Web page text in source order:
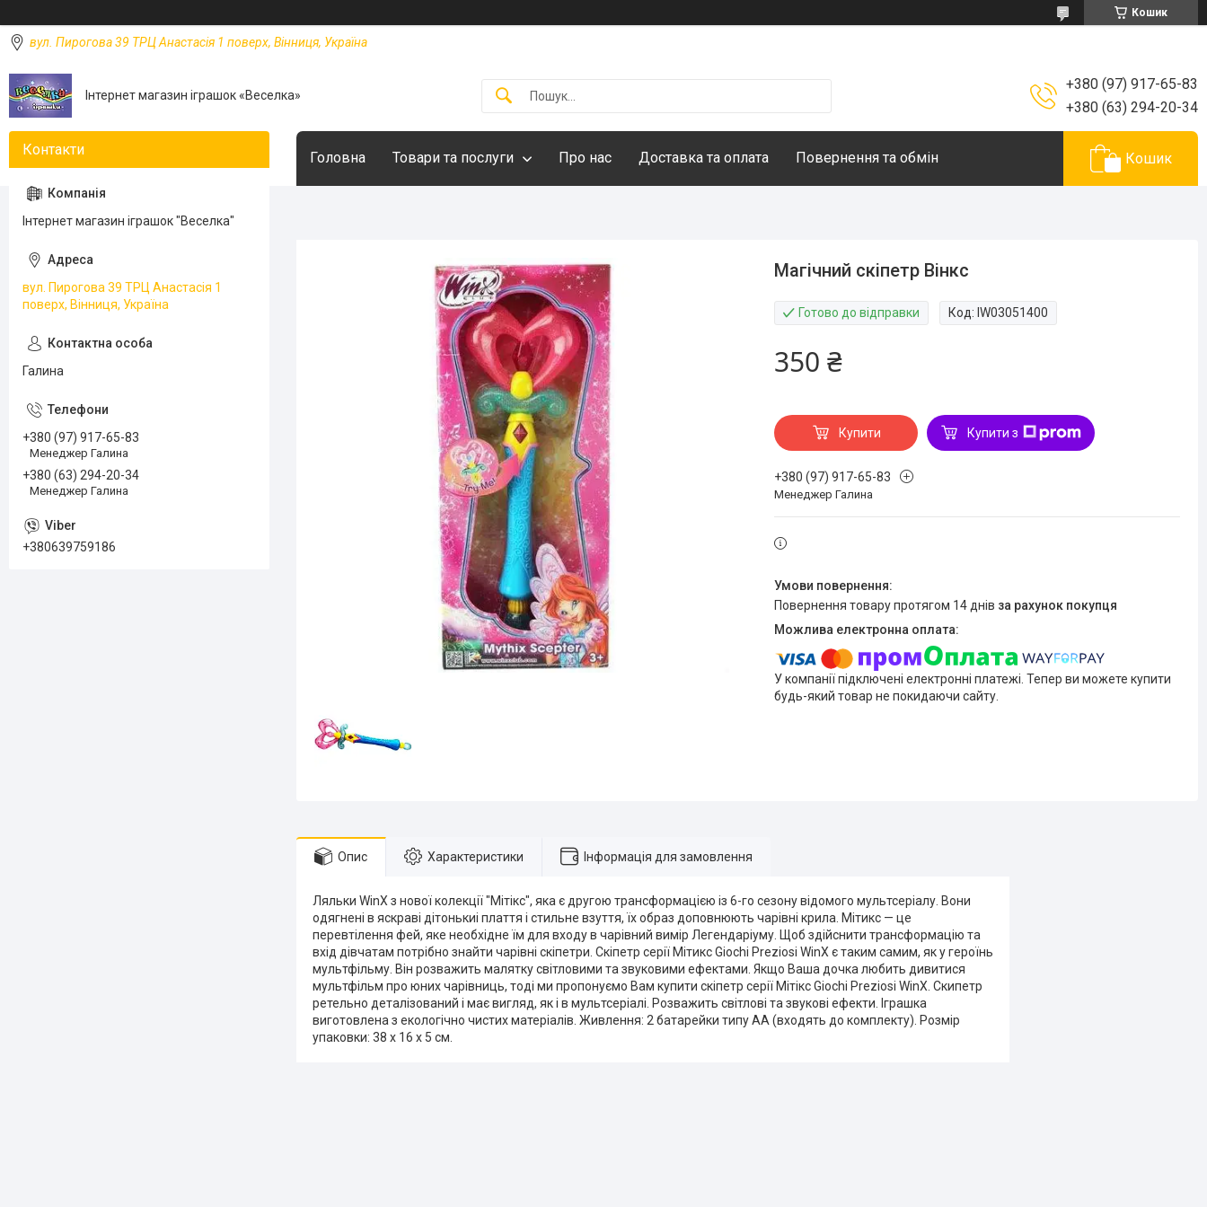
Кошик
вул. Пирогова 39 ТРЦ Анастасія 1 поверх, Вінниця, Україна
Інтернет магазин іграшок «Веселка»
+380 (97) 917-65-83
+380 (63) 294-20-34
Головна Товари та послуги Про нас Доставка та оплата Повернення та обмін Кошик
Магічний скіпетр Вінкс
Готово до відправки Код: IW03051400
350 ₴
Купити Купити з
+380 (97) 917-65-83
Менеджер Галина
повернення товару протягом 14 днів за рахунок покупця
У компанії підключені електронні платежі. Тепер ви можете купити
будь-який товар не покидаючи сайту.
Опис Характеристики Інформація для замовлення
Ляльки WinX з нової колекції "Мітікс", яка є другою трансформацією із 6-го сезону відомого мультсеріалу. Вони
одягнені в яскраві дітонькиі плаття і стильне взуття, їх образ доповнюють чарівні крила. Мітикс — це
перевтілення фей, яке необхідне їм для входу в чарівний вимір Легендаріуму. Щоб здійснити трансформацію та
вхід дівчатам потрібно знайти чарівні скіпетри. Скіпетр серії Мітикс Giochi Preziosi WinX є таким самим, як у героїнь
мультфільму. Він розважить малятку світловими та звуковими ефектами. Якщо Ваша дочка любить дивитися
мультфільм про юних чарівниць, тоді ми пропонуємо Вам купити скіпетр серії Мітікс Giochi Preziosi WinX. Скипетр
ретельно деталізований і має вигляд, як і в мультсеріалі. Розважить світлові та звукові ефекти. Іграшка
виготовлена з екологічно чистих матеріалів. Живлення: 2 батарейки типу АА (входять до комплекту). Розмір
упаковки: 38 х 16 х 5 см.
Інтернет магазин іграшок "Веселка"
вул. Пирогова 39 ТРЦ Анастасія 1
поверх, Вінниця, Україна
Галина
+380 (97) 917-65-83
Менеджер Галина
+380 (63) 294-20-34
Менеджер Галина
+380639759186